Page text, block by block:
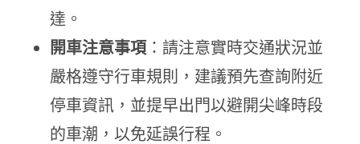
達。
開車注意事項 ：請注意實時交通狀況並
嚴格遵守行車規則，建議預先查詢附近
停車資訊，並提早出門以避開尖峰時段
的車潮，以免延誤行程。